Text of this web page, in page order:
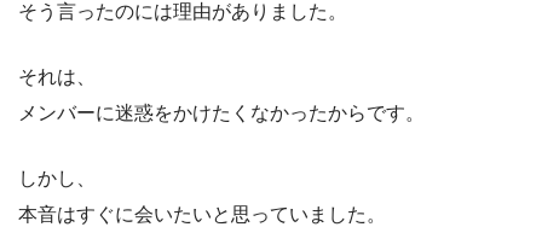
そう言ったのには理由がありました。
それは、
メンバーに迷惑をかけたくなかったからです。
しかし、
本音はすぐに会いたいと思っていました。